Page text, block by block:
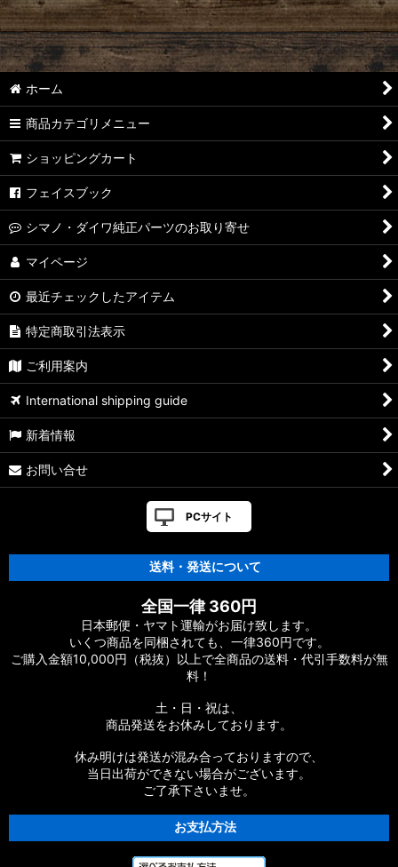
ホーム
商品カテゴリメニュー
ショッピングカート
フェイスブック
シマノ・ダイワ純正パーツのお取り寄せ
マイページ
最近チェックしたアイテム
特定商取引法表示
ご利用案内
International shipping guide
新着情報
お問い合せ
PCサイト
送料・発送について
全国一律 360円
日本郵便・ヤマト運輸がお届け致します。
いくつ商品を同梱されても、一律360円です。
ご購入金額10,000円（税抜）以上で全商品の送料・代引手数料が無
料！
土・日・祝は、
商品発送をお休みしております。
休み明けは発送が混み合っておりますので、
当日出荷ができない場合がございます。
ご了承下さいませ。
お支払方法